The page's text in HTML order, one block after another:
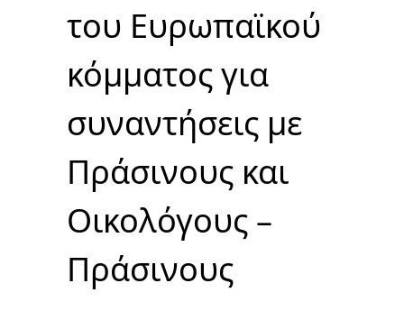
του Ευρωπαϊκού
κόμματος για
συναντήσεις με
Πράσινους και
Οικολόγους –
Πράσινους